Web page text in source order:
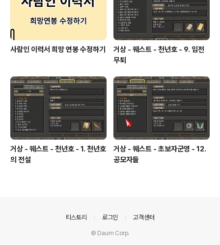
사람인 이력서 희망 연봉 수정하기
거상 - 퀘스트 - 천년호 - 9. 임전
무퇴
거상 - 퀘스트 - 천년호 - 1. 천년호
의 전설
거상 - 퀘스트 - 초보자군영 - 12.
공모자들
티스토리 로그인 고객센터
© Daum Corp.